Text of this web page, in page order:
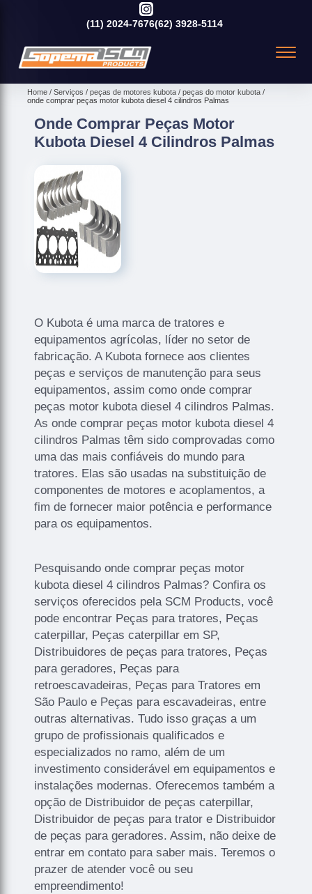
(11) 2024-7676(62) 3928-5114
Home Serviços peças de motores kubota
peças do motor kubota
onde comprar peças motor kubota diesel 4 cilindros Palmas
Onde Comprar Peças Motor
Kubota Diesel 4 Cilindros Palmas
O Kubota é uma marca de tratores e
equipamentos agrícolas, líder no setor de
fabricação. A Kubota fornece aos clientes
peças e serviços de manutenção para seus
equipamentos, assim como onde comprar
peças motor kubota diesel 4 cilindros Palmas.
As onde comprar peças motor kubota diesel 4
cilindros Palmas têm sido comprovadas como
uma das mais confiáveis do mundo para
tratores. Elas são usadas na substituição de
componentes de motores e acoplamentos, a
fim de fornecer maior potência e performance
para os equipamentos.
Pesquisando onde comprar peças motor
kubota diesel 4 cilindros Palmas? Confira os
serviços oferecidos pela SCM Products, você
pode encontrar Peças para tratores, Peças
caterpillar, Peças caterpillar em SP,
Distribuidores de peças para tratores, Peças
para geradores, Peças para
retroescavadeiras, Peças para Tratores em
São Paulo e Peças para escavadeiras, entre
outras alternativas. Tudo isso graças a um
grupo de profissionais qualificados e
especializados no ramo, além de um
investimento considerável em equipamentos e
instalações modernas. Oferecemos também a
opção de Distribuidor de peças caterpillar,
Distribuidor de peças para trator e Distribuidor
de peças para geradores. Assim, não deixe de
entrar em contato para saber mais. Teremos o
prazer de atender você ou seu
empreendimento!